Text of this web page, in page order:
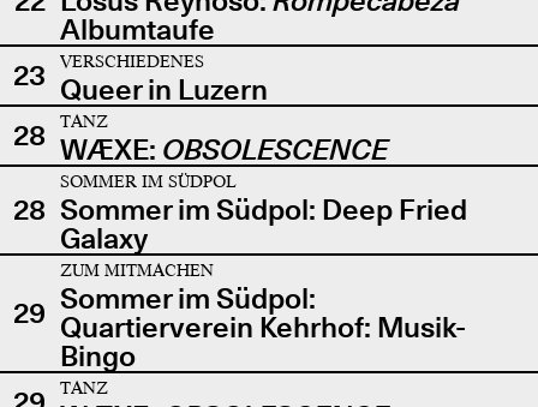
Albumtaufe
23
VERSCHIEDENES
Queer in Luzern
28
TANZ
WÆXE: OBSOLESCENCE
28
SOMMER IM SÜDPOL
Sommer im Südpol: Deep Fried
Galaxy
29
ZUM MITMACHEN
Sommer im Südpol:
Quartierverein Kehrhof: Musik-
Bingo
TANZ